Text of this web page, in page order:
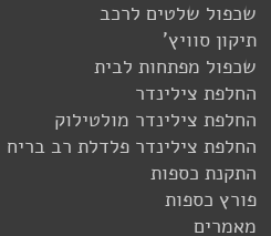
שכפול שלטים לרכב
תיקון סוויץ'
שכפול מפתחות לבית
החלפת צילינדר
החלפת צילינדר מולטילוק
החלפת צילינדר פלדלת רב בריח
התקנת כספות
פורץ כספות
מאמרים